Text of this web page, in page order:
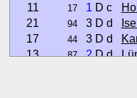
11 17 1 D c
21 94 3 D d
17 44 3 D d
13 87 2D d